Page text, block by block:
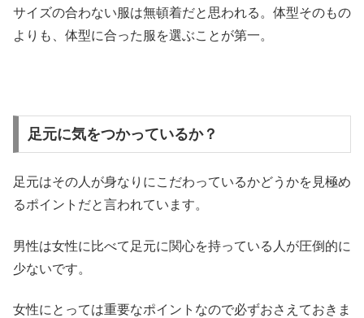
サイズの合わない服は無頓着だと思われる。体型そのもの
よりも、体型に合った服を選ぶことが第一。
足元に気をつかっているか？
足元はその人が身なりにこだわっているかどうかを見極め
るポイントだと言われています。
男性は女性に比べて足元に関心を持っている人が圧倒的に
少ないです。
女性にとっては重要なポイントなので必ずおさえておきま